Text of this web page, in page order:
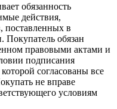
обязанность
действия,
поставленных в
Покупатель обязан
правовыми актами и
подписания
согласованы все
не вправе
условиям